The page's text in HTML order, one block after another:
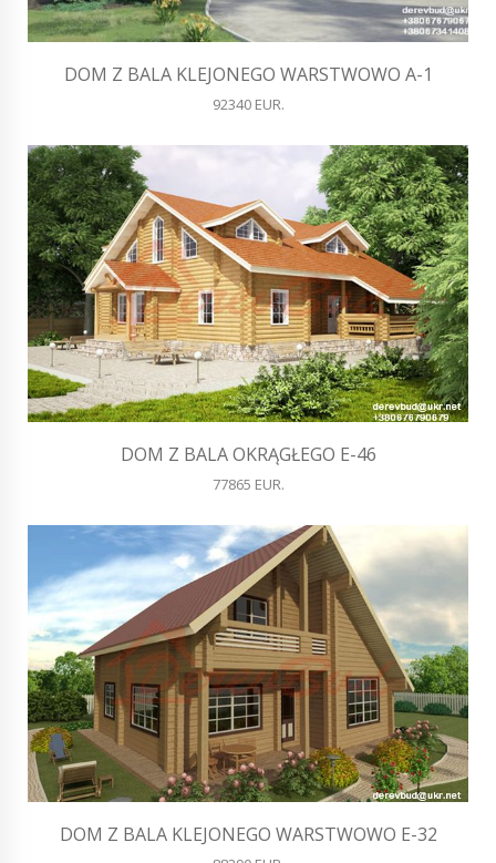
DOM Z BALA KLEJONEGO WARSTWOWO A-1
92340 EUR.
DOM Z BALA OKRĄGŁEGO E-46
77865 EUR.
DOM Z BALA KLEJONEGO WARSTWOWO E-32